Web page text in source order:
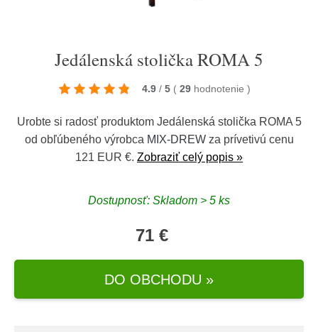
Jedálenská stolička ROMA 5
4.9 / 5 ( 29 hodnotenie )
Urobte si radosť produktom Jedálenská stolička ROMA 5
od obľúbeného výrobca MIX-DREWza prívetivú cenu
121 EUR €. Zobraziť celý popis »
Dostupnosť: Skladom > 5 ks
71 €
DO OBCHODU »